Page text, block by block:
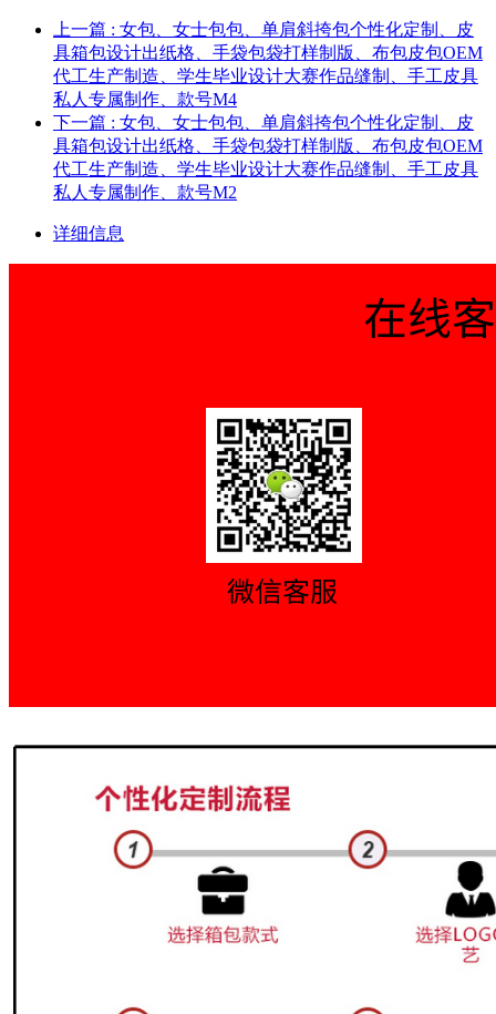
上一篇 : 女包、女士包包、单肩斜挎包个性化定制、皮
具箱包设计出纸格、手袋包袋打样制版、布包皮包OEM
代工生产制造、学生毕业设计大赛作品缝制、手工皮具
私人专属制作、款号M4
下一篇 : 女包、女士包包、单肩斜挎包个性化定制、皮
具箱包设计出纸格、手袋包袋打样制版、布包皮包OEM
代工生产制造、学生毕业设计大赛作品缝制、手工皮具
私人专属制作、款号M2
详细信息